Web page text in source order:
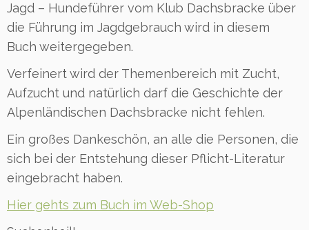
Jagd – Hundeführer vom Klub Dachsbracke über
die Führung im Jagdgebrauch wird in diesem
Buch weitergegeben.
Verfeinert wird der Themenbereich mit Zucht,
Aufzucht und natürlich darf die Geschichte der
Alpenländischen Dachsbracke nicht fehlen.
Ein großes Dankeschön, an alle die Personen, die
sich bei der Entstehung dieser Pflicht-Literatur
eingebracht haben.
Hier gehts zum Buch im Web-Shop